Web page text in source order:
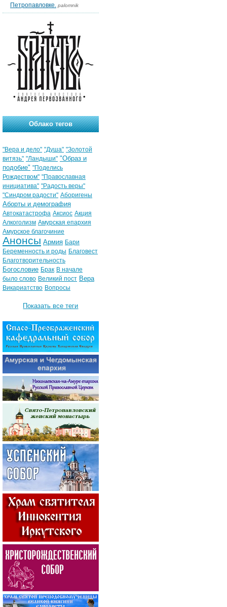
Петропавловке. palomnik
Облако тегов
"Вера и дело" "Душа" "Золотой
витязь" "Ландыши" "Образ и
подобие" "Поделись
Рождеством" "Православная
инициатива" "Радость веры"
"Синдром радости" Аборигены
Аборты и демография
Автокатастрофа Аксиос Акция
Алкоголизм Амурская епархия
Амурское благочиние
Анонсы Армия Бари
Беременность и роды Благовест
Благотворительность
Богословие Брак В начале
было слово Великий пост Вера
Викариатство Вопросы
Показать все теги